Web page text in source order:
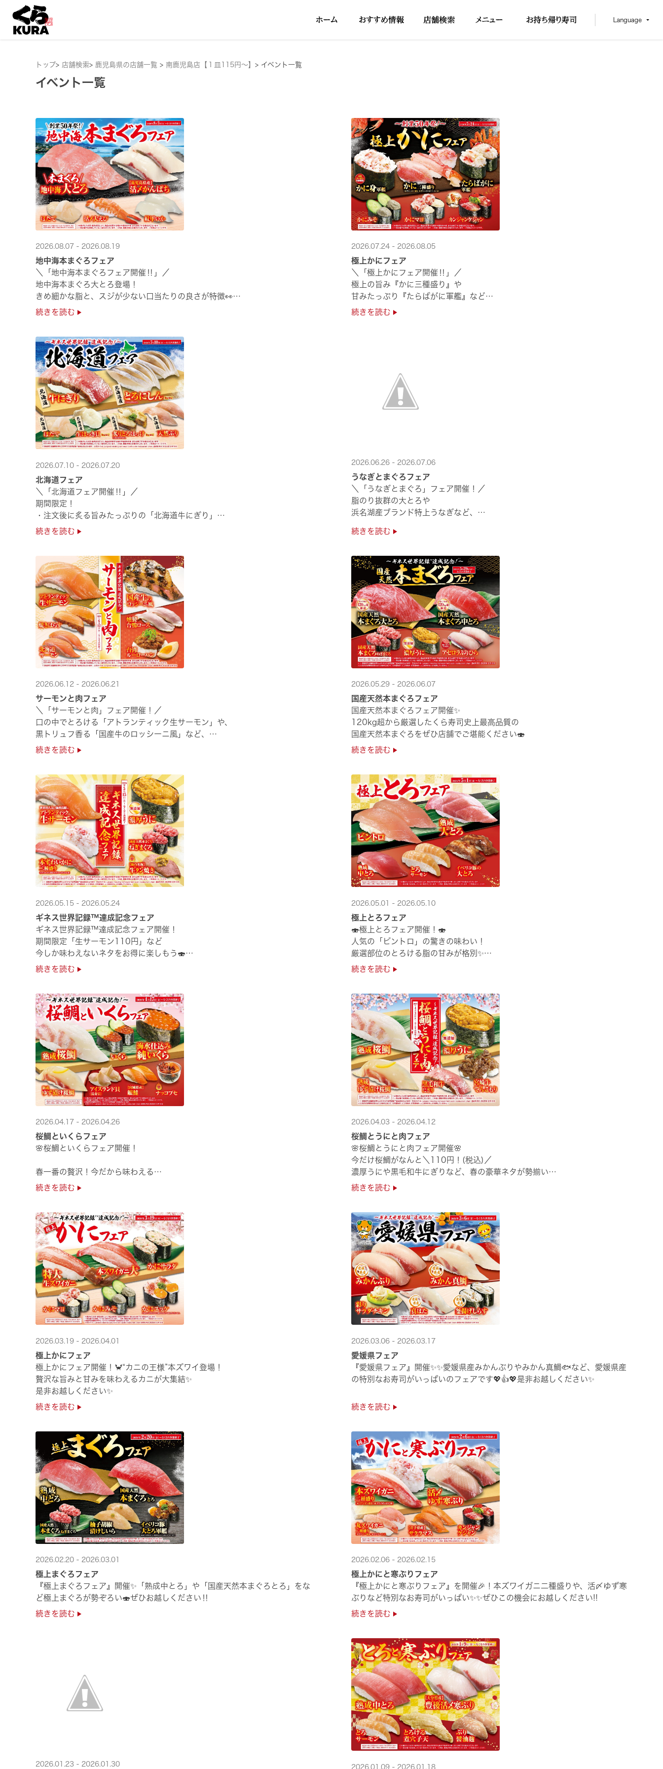
Language
トップ> 店舗検索> 鹿児島県の店舗一覧 > 南鹿児島店【１皿115円～】 > イベント一覧
イベント一覧
2026.08.07 - 2026.08.19
地中海本まぐろフェア
＼「地中海本まぐろフェア開催‼」／
地中海本まぐろ大とろ登場！
きめ細かな脂と、スジが少ない口当たりの良さが特徴👀
さらに、鹿児島で育った高級魚【鹿児島県産活〆かんぱち】など
続きを読む
2026.07.24 - 2026.08.05
極上かにフェア
＼「極上かにフェア開催‼」／
極上の旨み『かに三種盛り』や
甘みたっぷり『たらばがに軍艦』など
絶品のかにを味わいつくせる！🦀
続きを読む
2026.07.10 - 2026.07.20
北海道フェア
＼「北海道フェア開催‼」／
期間限定！
・注文後に炙る旨みたっぷりの「北海道牛にぎり」
・濃厚な甘みの「北海道ほたて」
続きを読む
2026.06.26 - 2026.07.06
うなぎとまぐろフェア
＼「うなぎとまぐろ」フェア開催！／
脂のり抜群の大とろや
浜名湖産ブランド特上うなぎなど、
ぜひ店舗でご堪能ください🍣
続きを読む
2026.06.12 - 2026.06.21
サーモンと肉フェア
＼「サーモンと肉」フェア開催！／
口の中でとろける「アトランティック生サーモン」や、
黒トリュフ香る「国産牛のロッシーニ風」など、
圧倒的な贅沢感をぜひ店舗でご堪能ください🍣
続きを読む
2026.05.29 - 2026.06.07
国産天然本まぐろフェア
国産天然本まぐろフェア開催✨
120kg超から厳選したくら寿司史上最高品質の
国産天然本まぐろをぜひ店舗でご堪能ください🍣
続きを読む
2026.05.15 - 2026.05.24
ギネス世界記録™達成記念フェア
ギネス世界記録™達成記念フェア開催！
期間限定「生サーモン110円」など
今しか味わえないネタをお得に楽しもう🍣
是非お越しください✨
続きを読む
2026.05.01 - 2026.05.10
極上とろフェア
🍣極上とろフェア開催！🍣
人気の「ビントロ」の驚きの味わい！
厳選部位のとろける脂の甘みが格別✨
極上の味覚を是非くら寿司でご堪能ください♪
続きを読む
2026.04.17 - 2026.04.26
桜鯛といくらフェア
🌸桜鯛といくらフェア開催！
春一番の贅沢！今だから味わえる
旬の旨さの熟成🌸桜鯛と
是非お越しください✨
続きを読む
2026.04.03 - 2026.04.12
桜鯛とうにと肉フェア
🌸桜鯛とうにと肉フェア開催🌸
今だけ桜鯛がなんと＼110円！(税込)／
濃厚うにや黒毛和牛にぎりなど、春の豪華ネタが勢揃い
是非お越しください✨
続きを読む
2026.03.19 - 2026.04.01
極上かにフェア
極上かにフェア開催！🦀“カニの王様”本ズワイ登場！
贅沢な旨みと甘みを味わえるカニが大集結✨
是非お越しください✨
続きを読む
2026.03.06 - 2026.03.17
愛媛県フェア
『愛媛県フェア』開催✨✨愛媛県産みかんぶりやみかん真鯛🐟など、愛媛県産
の特別なお寿司がいっぱいのフェアです💖👍💖是非お越しください✨
続きを読む
2026.02.20 - 2026.03.01
極上まぐろフェア
『極上まぐろフェア』開催✨「熟成中とろ」や「国産天然本まぐろとろ」をな
ど極上まぐろが勢ぞろい🍣ぜひお越しください‼
続きを読む
2026.02.06 - 2026.02.15
極上かにと寒ぶりフェア
『極上かにと寒ぶりフェア』を開催🎉！本ズワイガニ二種盛りや、活〆ゆず寒
ぶりなど特別なお寿司がいっぱい✨✨ぜひこの機会にお越しください!!
続きを読む
2026.01.23 - 2026.01.30 2026.01.09 - 2026.01.18